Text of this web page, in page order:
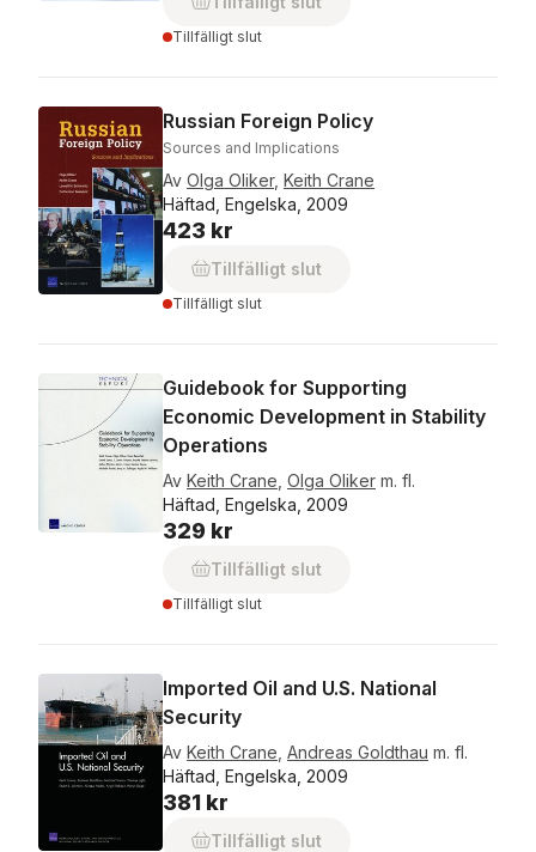
Tillfälligt slut
Russian Foreign Policy
Sources and Implications
Av Olga Oliker, Keith Crane
Häftad, Engelska, 2009
423 kr
Tillfälligt slut
Tillfälligt slut
Guidebook for Supporting
Economic Development in Stability
Operations
Av Keith Crane Olga Oliker m. fl.
Häftad, Engelska, 2009
329 kr
Tillfälligt slut
Tillfälligt slut
Imported Oil and U.S. National
Security
Av Keith Crane Andreas Goldthau m. fl.
Häftad, Engelska, 2009
381 kr
Tillfälligt slut